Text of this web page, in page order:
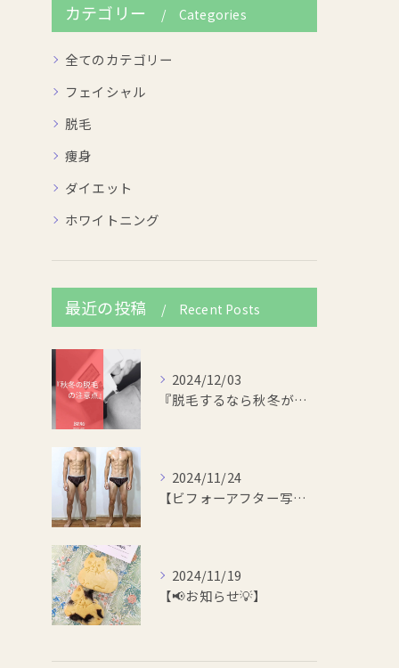
カテゴリー Categories
全てのカテゴリー
フェイシャル
脱毛
痩身
ダイエット
ホワイトニング
最近の投稿 Recent Posts
2024/12/03
『脱毛するなら秋冬がいい！』
2024/11/24
【ビフォーアフター写真📸👀✨】
2024/11/19
【📢お知らせ💡】